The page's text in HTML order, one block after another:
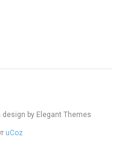
design by Elegant Themes
uCoz